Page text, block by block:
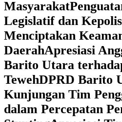
Masyarakat
Legislatif dan
Menciptakan
DaerahApresiasi
Barito Utara
TewehDPRD Barito
Kunjungan Tim
dalam Percepatan